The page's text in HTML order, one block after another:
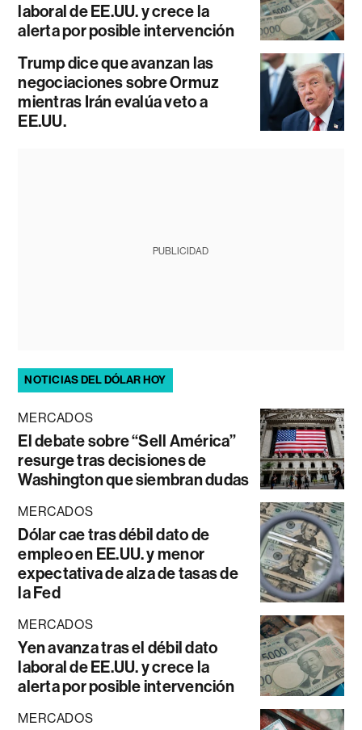
laboral de EE.UU. y crece la
alerta por posible intervención
Trump dice que avanzan las
negociaciones sobre Ormuz
mientras Irán evalúa veto a
EE.UU.
PUBLICIDAD
NOTICIAS DEL DÓLAR HOY
MERCADOS
El debate sobre “Sell América”
resurge tras decisiones de
Washington que siembran dudas
MERCADOS
Dólar cae tras débil dato de
empleo en EE.UU. y menor
expectativa de alza de tasas de
la Fed
MERCADOS
Yen avanza tras el débil dato
laboral de EE.UU. y crece la
alerta por posible intervención
MERCADOS